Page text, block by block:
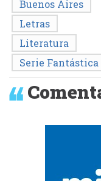
Buenos Aires
Letras
Literatura
Serie Fantástica